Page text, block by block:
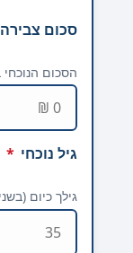
סכום צבירה
הסכום הנוכחי
גיל נוכחי *
גילך כיום